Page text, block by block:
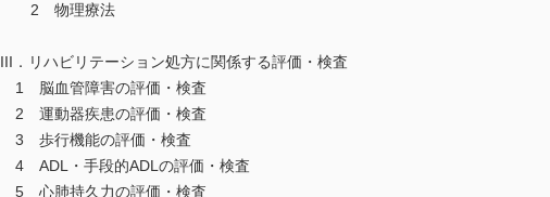
2 物理療法
III．リハビリテーション処方に関係する評価・検査
1 脳血管障害の評価・検査
2 運動器疾患の評価・検査
3 歩行機能の評価・検査
4 ADL・手段的ADLの評価・検査
5 心肺持久力の評価・検査